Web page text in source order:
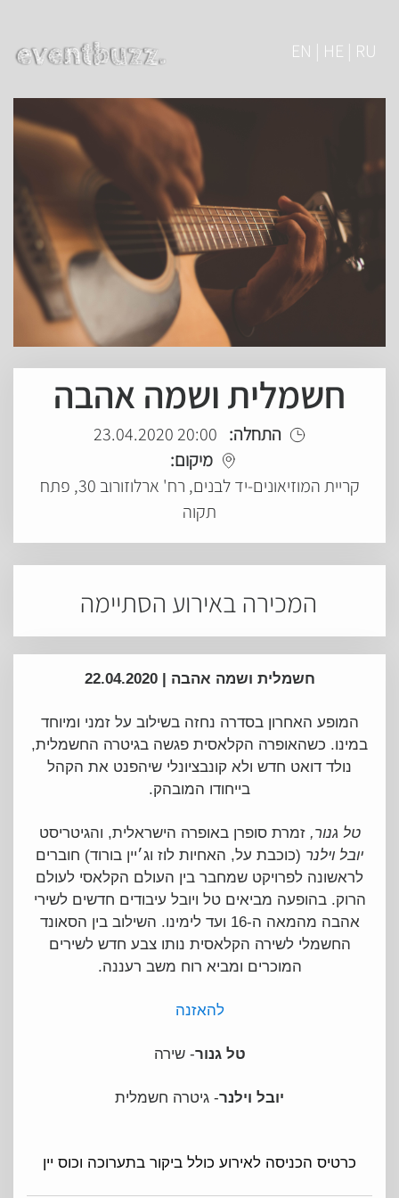
EN | HE | RU
חשמלית ושמה אהבה
התחלה: 20:00 23.04.2020
מיקום:
קריית המוזיאונים-יד לבנים, רח' ארלוזורוב 30, פתח
תקוה
המכירה באירוע הסתיימה
חשמלית ושמה אהבה | 22.04.2020
המופע האחרון בסדרה נחזה בשילוב על זמני ומיוחד
במינו. כשהאופרה הקלאסית פגשה בגיטרה החשמלית,
נולד דואט חדש ולא קונבציונלי שיהפנט את הקהל
בייחודו המובהק.
טל גנור, זמרת סופרן באופרה הישראלית, והגיטריסט
יובל וילנר (כוכבת על, האחיות לוז וג׳יין בורוד) חוברים
לראשונה לפרויקט שמחבר בין העולם הקלאסי לעולם
הרוק. בהופעה מביאים טל ויובל עיבודים חדשים לשירי
אהבה מהמאה ה-16 ועד לימינו. השילוב בין הסאונד
החשמלי לשירה הקלאסית נותו צבע חדש לשירים
המוכרים ומביא רוח משב רעננה.
להאזנה
טל גנור- שירה
יובל וילנר- גיטרה חשמלית
כרטיס הכניסה לאירוע כולל ביקור בתערוכה וכוס יין